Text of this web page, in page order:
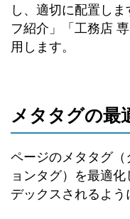
し、適切に配置し
フ紹介」「工務店
用します。
メタタグの最
ページのメタタグ
ョンタグ）を最適
デックスされるよう